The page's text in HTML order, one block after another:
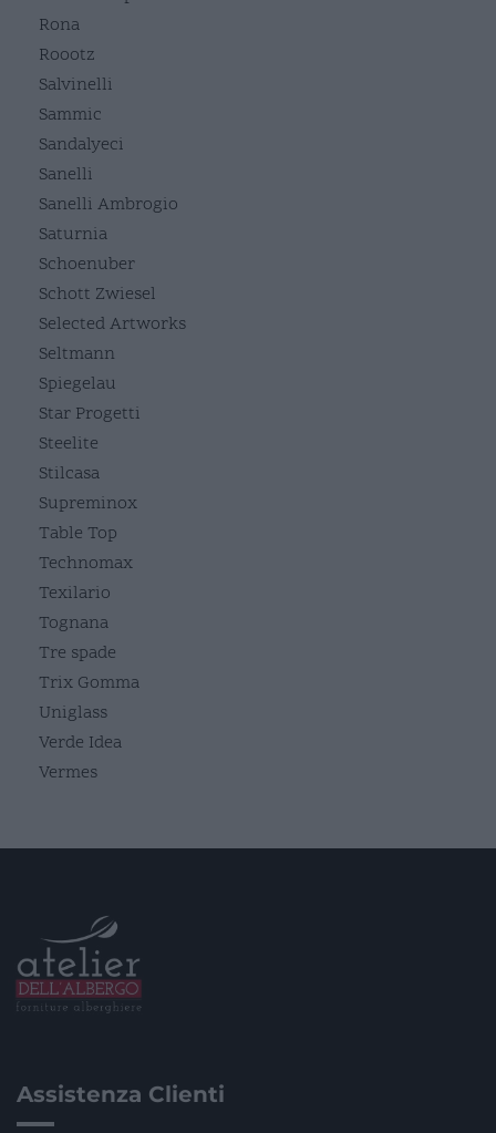
Rona
Roootz
Salvinelli
Sammic
Sandalyeci
Sanelli
Sanelli Ambrogio
Saturnia
Schoenuber
Schott Zwiesel
Selected Artworks
Seltmann
Spiegelau
Star Progetti
Steelite
Stilcasa
Supreminox
Table Top
Technomax
Texilario
Tognana
Tre spade
Trix Gomma
Uniglass
Verde Idea
Vermes
Assistenza Clienti